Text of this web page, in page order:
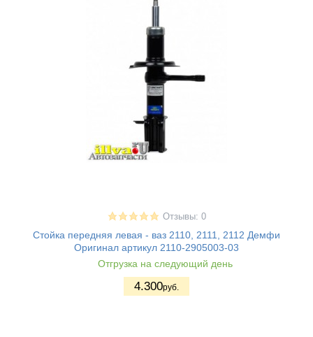
Отзывы: 0
Стойка передняя левая - ваз 2110, 2111, 2112 Демфи
Оригинал артикул 2110-2905003-03
Отгрузка на следующий день
4.300руб.